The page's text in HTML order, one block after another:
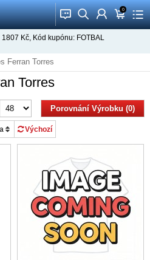
󰂱 󰂨 󰃳 0
󰃦 󰃖
1807 Kč, Kód kupónu: FOTBAL
Ferran Torres
Torres
Porovnání Výrobku (0)
Výchozí